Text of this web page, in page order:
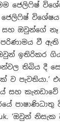
ජෙලිෆිෂ්
සහ ඔවුන්ගේ
වී ඇති
ඉතිරිකර
තිබිය දී
පැවතියා.’
සහ
පාෂාණිධාතු
‘ඔවුන්